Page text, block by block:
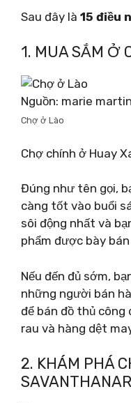
Sau đây là 15 điều
1. MUA SẮM Ở
Nguồn: marie
Chợ ở Lào
Chợ chính ở Huay
Đúng như tên gọi,
càng tốt vào buổi
sôi động nhất và
phẩm được bày
Nếu đến đủ sớm,
những người bán
để bán đồ thủ công
rau và hàng dệt
2. KHÁM PHÁ